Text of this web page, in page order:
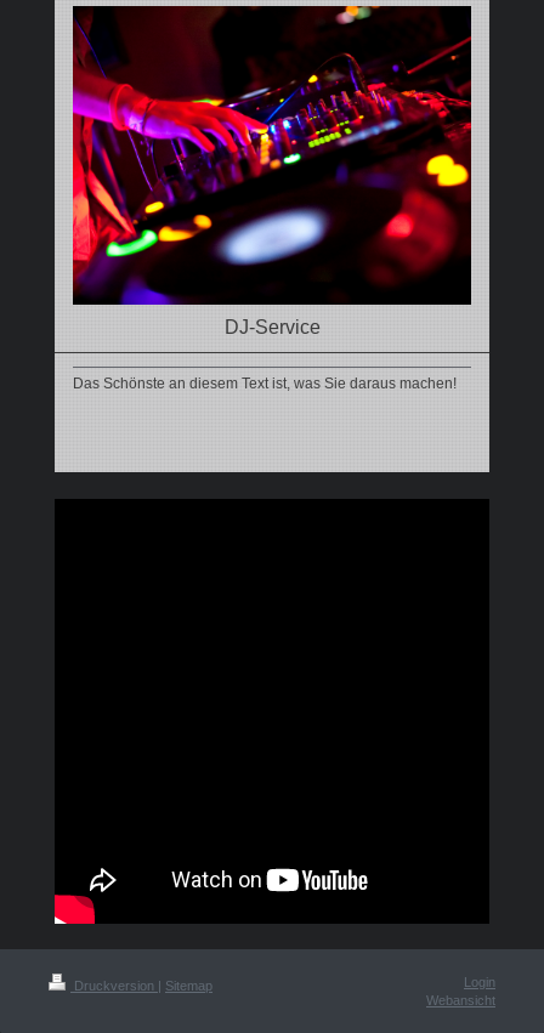
DJ-Service
Das Schönste an diesem Text ist, was Sie daraus machen!
Druckversion Sitemap
Login
Webansicht